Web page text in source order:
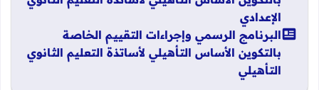
الإعدادي
البرنامج الرسمي وإجراءات التقييم الخاصة
بالتكوين الأساس التأهيلي لأساتذة التعليم الثانوي
التأهيلي